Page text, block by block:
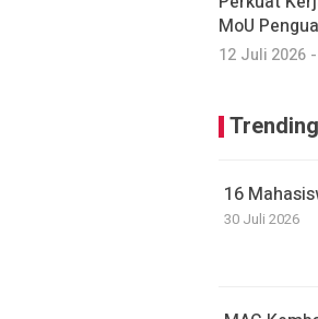
MoU
12 Juli 2026
16
30 Juli 2026